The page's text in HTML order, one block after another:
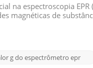
na espectroscopia
magnéticas de
e a di...
g do espectrômetro epr